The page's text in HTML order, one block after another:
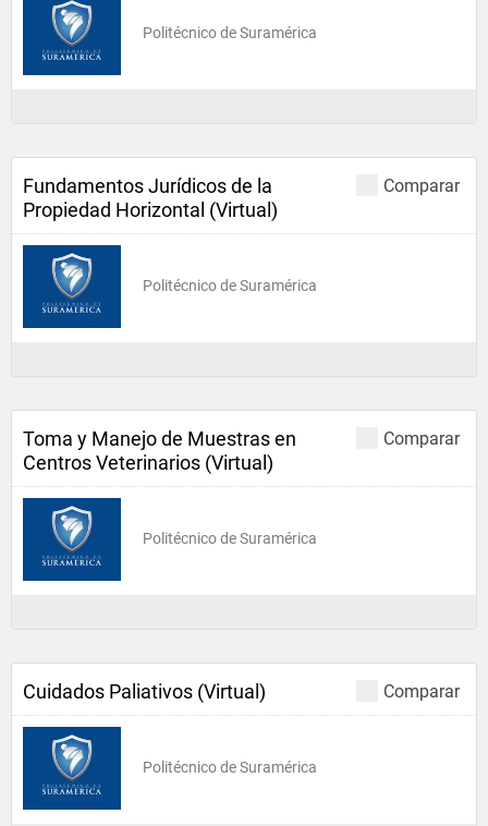
Politécnico de Suramérica
Comparar
Fundamentos Jurídicos de la
Propiedad Horizontal (Virtual)
Politécnico de Suramérica
Comparar
Toma y Manejo de Muestras en
Centros Veterinarios (Virtual)
Politécnico de Suramérica
Comparar
Cuidados Paliativos (Virtual)
Politécnico de Suramérica